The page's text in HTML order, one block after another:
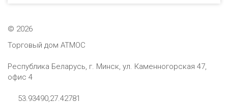
© 2026
Торговый дом АТМОС
Республика Беларусь, г. Минск, ул. Каменногорская 47,
офис 4
53.93490,27.42781